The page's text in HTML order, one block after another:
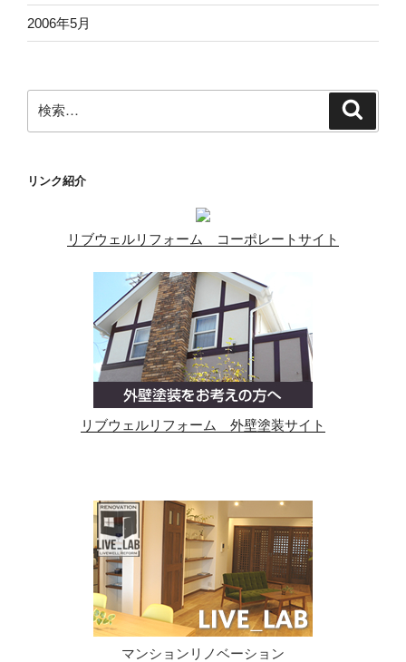
2006年5月
索:
リンク紹介
リブウェルリフォーム コーポレートサイト
リブウェルリフォーム 外壁塗装サイト
マンションリノベーション